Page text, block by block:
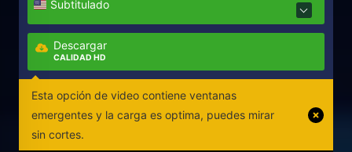
Subtitulado
Descargar
CALIDAD HD
Esta opción de video contiene ventanas
emergentes y la carga es optima, puedes mirar
sin cortes.